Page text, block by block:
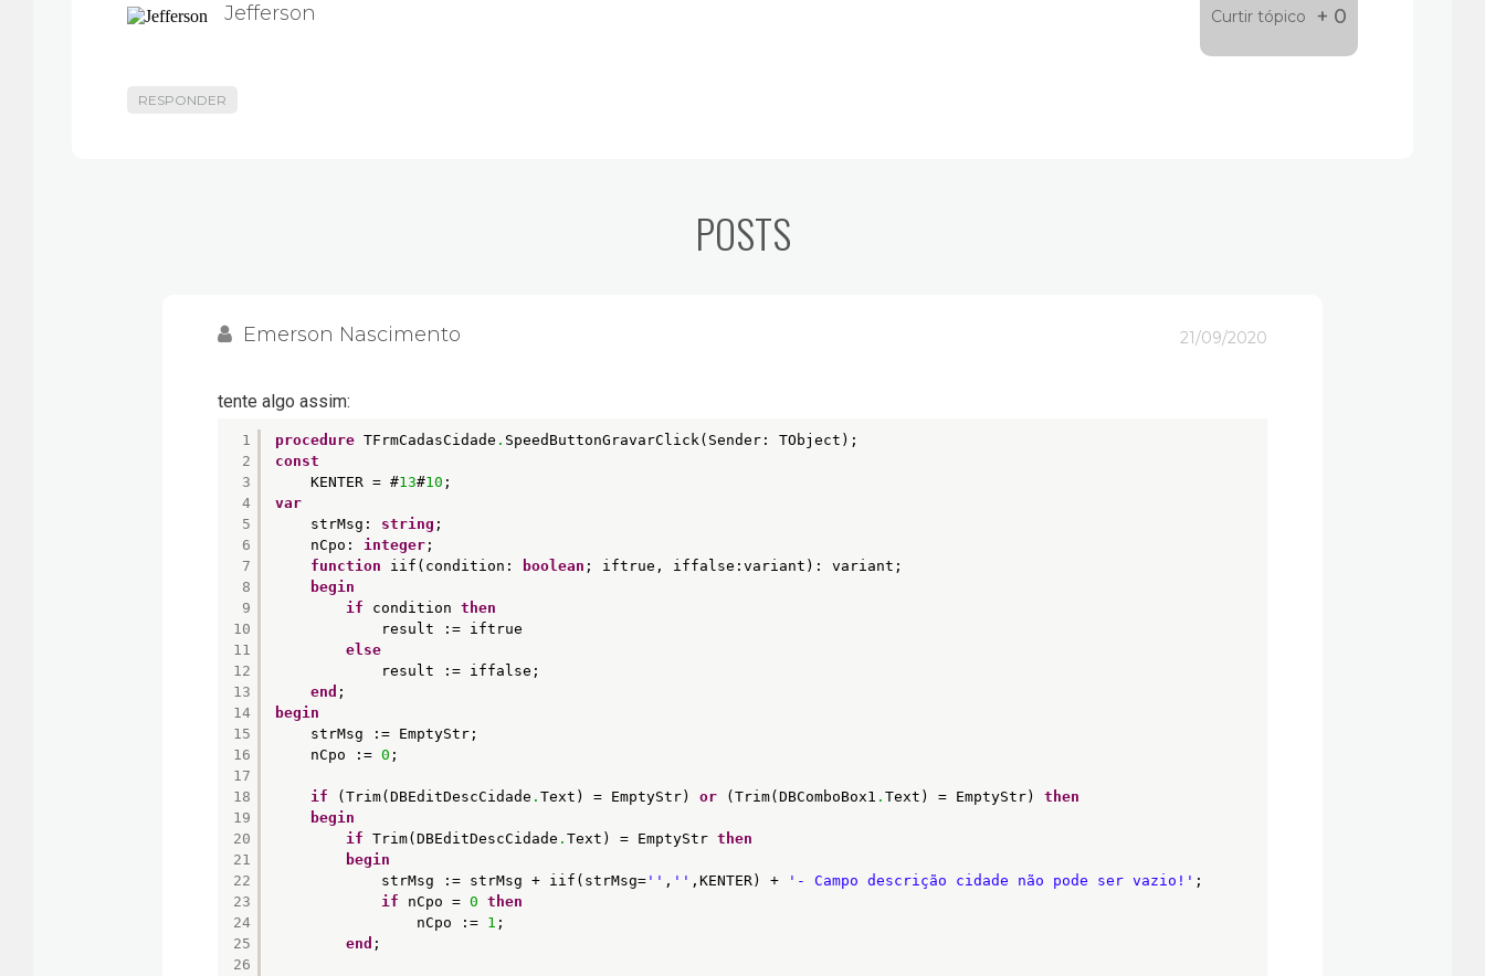
Jefferson Curtir tópico + 0
RESPONDER
POSTS
21/09/2020
Emerson Nascimento
tente algo assim:
1
2
3
4
5
6
7
8
9
10
11
12
13
14
15
16
17
18
19
20
21
22
23
24
25
26
procedure TFrmCadasCidade . SpeedButtonGravarClick(Sender: TObject);
const
KENTER = #13#10 ;
var
strMsg: string ;
nCpo: integer ;
function
iif(condition: boolean ; iftrue, iffalse:variant): variant;
begin
if
condition then
result := iftrue
else
result := iffalse;
end ;
begin
strMsg := EmptyStr;
nCpo := 0 ;
if (Trim(DBEditDescCidade . Text) = EmptyStr) or (Trim(DBComboBox1 . Text) = EmptyStr) then
begin
if Trim(DBEditDescCidade . Text) = EmptyStr then
begin
strMsg := strMsg + iif(strMsg= '' , '' ,KENTER) + '- Campo descrição cidade não pode ser vazio!' ;
if
nCpo = 0 then
nCpo := 1 ;
end ;